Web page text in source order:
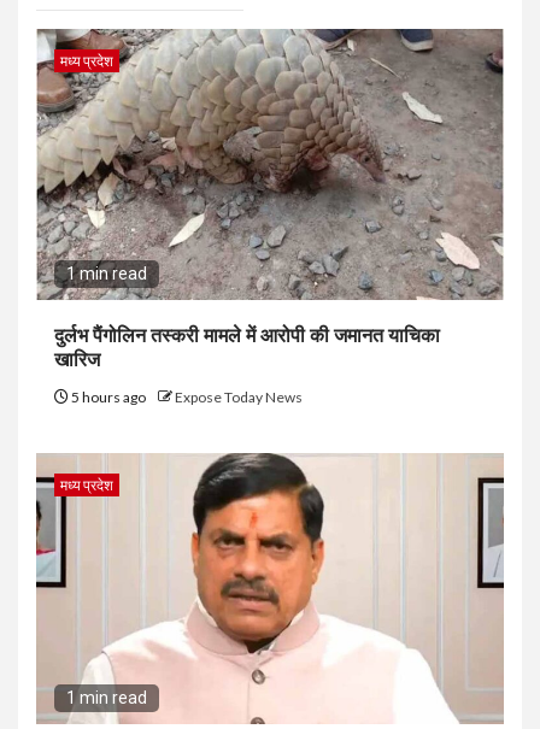
मध्य प्रदेश
1 min read
दुर्लभ पैंगोलिन तस्करी मामले में आरोपी की जमानत याचिका
खारिज
5 hours ago Expose Today News
मध्य प्रदेश
1 min read